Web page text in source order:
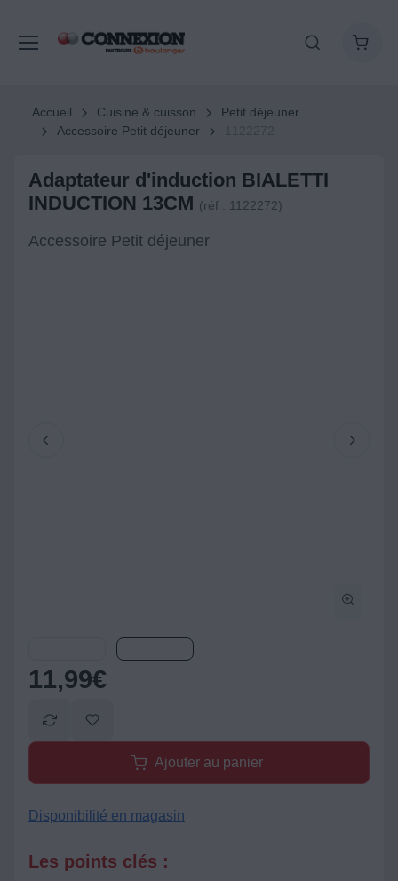
Accueil Cuisine & cuisson
Petit déjeuner
Accessoire Petit déjeuner
Adaptateur d'induction BIALETTI
INDUCTION 13CM (réf : 1122272)
Accessoire Petit déjeuner
11,99€
Ajouter au panier
Disponibilité en magasin
Les points clés :